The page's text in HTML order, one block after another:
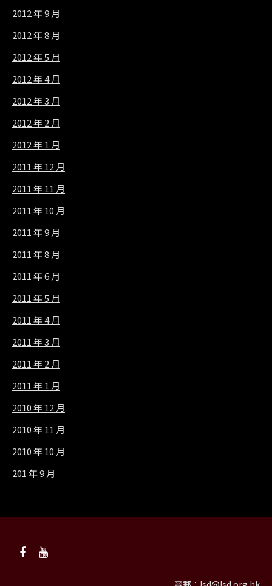
2012 年 9 月
2012 年 8 月
2012 年 5 月
2012 年 4 月
2012 年 3 月
2012 年 2 月
2012 年 1 月
2011 年 12 月
2011 年 11 月
2011 年 10 月
2011 年 9 月
2011 年 8 月
2011 年 6 月
2011 年 5 月
2011 年 4 月
2011 年 3 月
2011 年 2 月
2011 年 1 月
2010 年 12 月
2010 年 11 月
2010 年 10 月
201 年 9 月